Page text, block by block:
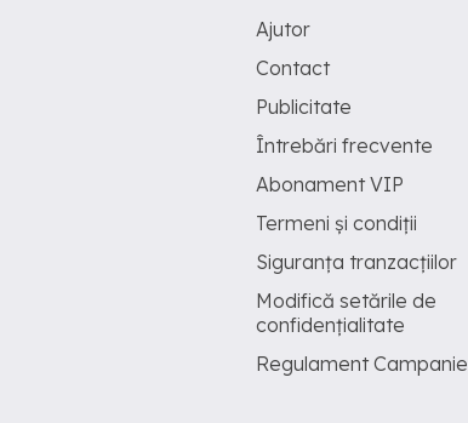
Ajutor
Contact
Publicitate
Întrebări frecvente
Abonament VIP
Termeni și condiții
Siguranța tranzacțiilor
Modifică setările de
confidențialitate
Regulament Campanie